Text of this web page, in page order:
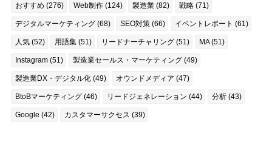
おすすめ (276) Web制作 (124) 製造業 (82) 戦略 (71)
デジタルマーケティング (68) SEO対策 (66) イベントレポート (61)
人気 (52) 用語集 (51) リードナーチャリング (51) MA (51)
Instagram (51) 製造業セールス・マーケティング (49)
製造業DX・デジタル化 (49) オウンドメディア (47)
BtoBマーケティング (46) リードジェネレーション (44) 分析 (43)
Google (42) カスタマーサクセス (39)